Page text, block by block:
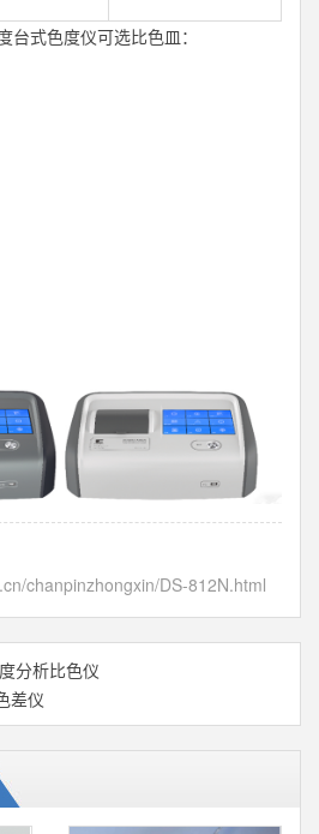
式色度仪可选比色皿：
chanpinzhongxin/DS-812N.html
分析比色仪
差仪